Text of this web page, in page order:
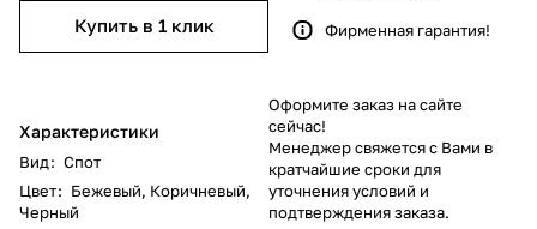
Купить в 1 клик
Характеристики
Вид: Спот
Цвет: Бежевый, Коричневый,
Черный
Фирменная гарантия!
Оформите заказ на сайте
сейчас!
Менеджер свяжется с Вами в
кратчайшие сроки для
уточнения условий и
подтверждения заказа.